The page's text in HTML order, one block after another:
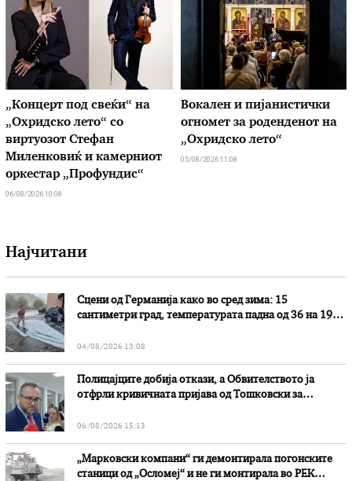
„Концерт под свеќи“ на
„Охридско лето“ со
виртуозот Стефан
Миленковиќ и камерниот
оркестар „Профундис“
06/08/2026 10:08
Вокален и пијанистички
огномет за роденденот на
„Охридско лето“
05/08/2026 11:08
Најчитани
Сцени од Германија како во сред зима: 15
сантиметри град, температурата падна од 36 на 19
04/08/2026 13:08
Полицајците добија откази, а Обвителството ја
отфрли кривичната пријава од Тошковски за
06/08/2026 15:13
„Марковски компани“ ги демонтирала погонските
станици од „Осломеј“ и не ги монтирала во РЕК